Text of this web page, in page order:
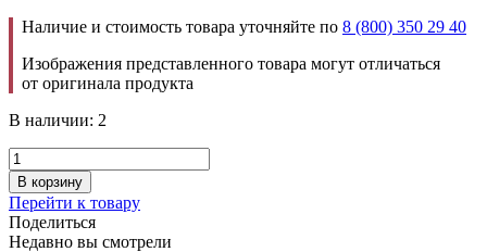
Наличие и стоимость товара уточняйте по 8 (800) 350 29 40
Изображения представленного товара могут отличаться
от оригинала продукта
В наличии: 2
В корзину
Перейти к товару
Поделиться
Недавно вы смотрели